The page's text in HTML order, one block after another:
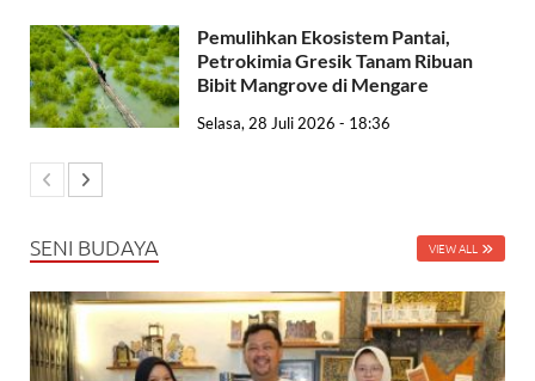
Pemulihkan Ekosistem Pantai,
Petrokimia Gresik Tanam Ribuan
Bibit Mangrove di Mengare
Selasa, 28 Juli 2026 - 18:36
SENI BUDAYA VIEW ALL